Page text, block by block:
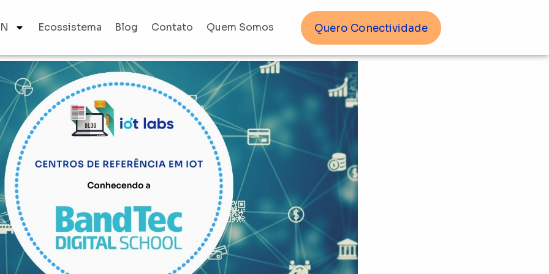
Ecossistema Blog Contato Quem Somos Quero Conectividade